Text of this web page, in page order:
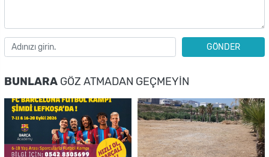
GÖNDER
BUNLARA GÖZ ATMADAN GEÇMEYIN